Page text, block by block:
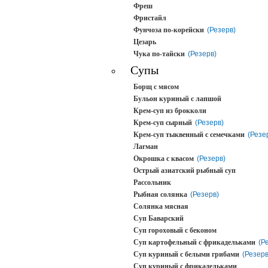
Фреш
Фристайл
Фунчоза по-корейски (Резерв)
Цезарь
Чука по-тайски (Резерв)
Супы
Борщ с мясом
Бульон куриный с лапшой
Крем-суп из брокколи
Крем-суп сырный (Резерв)
Крем-суп тыквенный с семечками
Лагман
Окрошка с квасом (Резерв)
Острый азиатский рыбный суп
Рассольник
Рыбная солянка (Резерв)
Солянка мясная
Суп Баварский
Суп гороховый с беконом
Суп картофельный с фрикадельками
Суп куриный с белыми грибами
Суп куриный с фрикадельками